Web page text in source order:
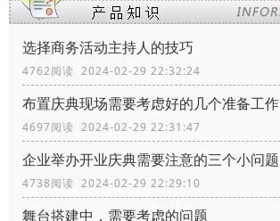
选择商务活动主持人的技巧
4762阅读 2024-02-29 22:32:24
布置庆典现场需要考虑好的几个准备工作
4697阅读 2024-02-29 22:31:47
企业举办开业庆典需要注意的三个小问题
4738阅读 2024-02-29 22:29:10
舞台搭建中，需要考虑的问题